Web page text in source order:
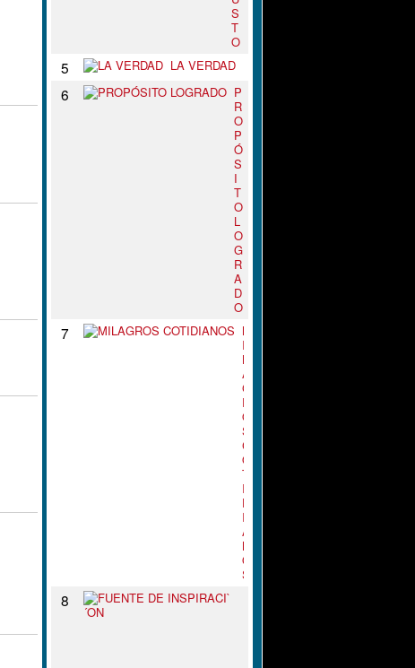
S
T
O
5 LA VERDAD
6
P
R
O
P
Ó
S
I
T
O
L
O
G
R
A
D
O
7
M
I
L
A
G
R
O
S
C
O
T
I
D
I
A
N
O
8